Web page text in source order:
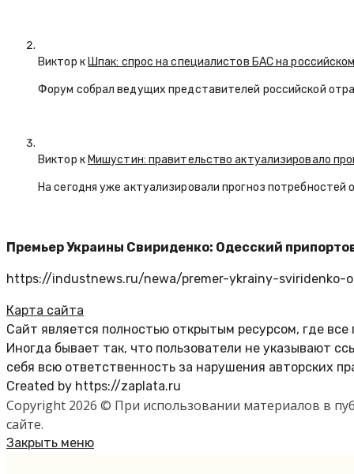
Виктор кШпак: спрос на специалистов БАС на
Форум собрал ведущих представителей российской
Виктор кМишустин: правительство актуализировало
На сегодня уже актуализировали прогноз
Премьер Украины Свириденко: Одесский
https://industnews.ru/newa/premer-ykrainy-
Карта сайта
Сайт является полностью открытым ресурсом, где
Иногда бывает так, что пользователи не указывают
себя всю ответственность за нарушения авторских
Created by https://zaplata.ru
Copyright 2026 © При использовании материалов в
сайте.
Закрыть меню